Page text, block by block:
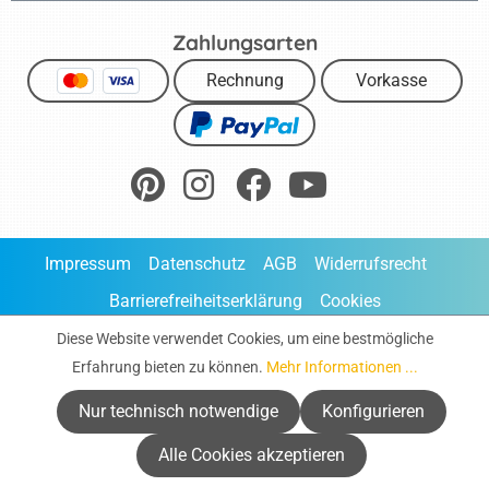
Zahlungsarten
Rechnung Vorkasse
Impressum Datenschutz AGB
Widerrufsrecht
Barrierefreiheitserklärung
Cookies
Direktbestellung
* Alle Preise inklusive gesetzliche Mehrwertsteuer zuzüglich
Versandkosten, wenn nicht anders beschrieben.
Diese Website verwendet Cookies, um eine bestmögliche
Erfahrung bieten zu können. Mehr Informationen ...
Nur technisch notwendige Konfigurieren
Alle Cookies akzeptieren